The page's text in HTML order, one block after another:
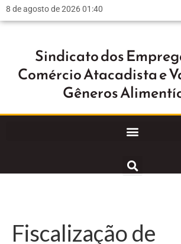
8 de agosto de 2026 01:40
Sindicato dos
Comércio Atacadista e
Gêneros
Fiscalização de